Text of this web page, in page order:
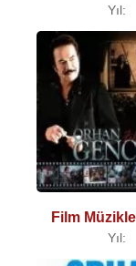
Yıl:
Film
Yıl: